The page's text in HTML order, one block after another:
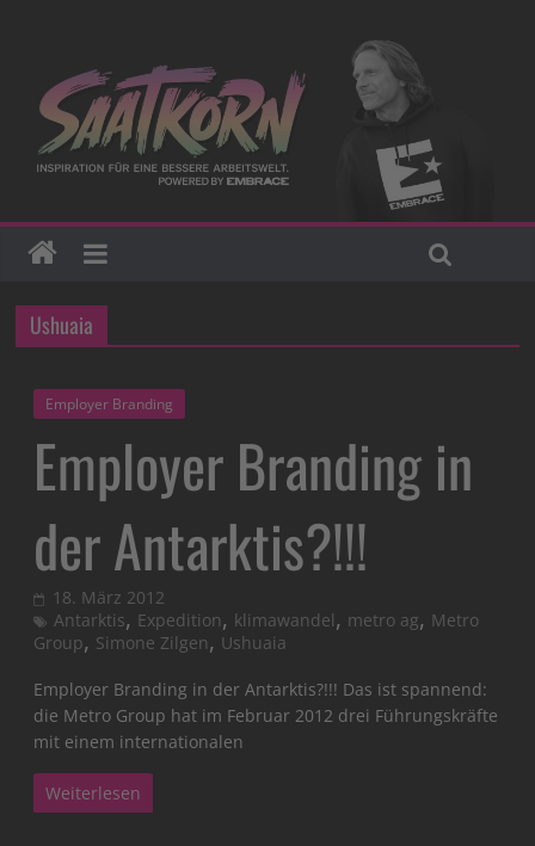
Ushuaia
Employer Branding
Employer Branding in
der Antarktis?!!!
18. März 2012
Antarktis, Expedition, klimawandel, metro ag, Metro
Group, Simone Zilgen, Ushuaia
Employer Branding in der Antarktis?!!! Das ist spannend:
die Metro Group hat im Februar 2012 drei Führungskräfte
mit einem internationalen
Weiterlesen